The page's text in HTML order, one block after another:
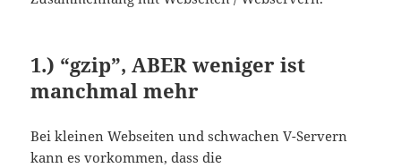
1.) “gzip”, ABER weniger ist
manchmal mehr
Bei kleinen Webseiten und schwachen V-Servern
kann es vorkommen, dass die